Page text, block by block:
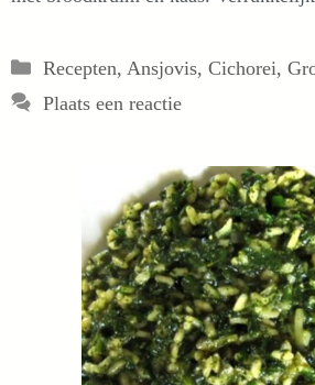
Categorieën
Recepten, Ansjovis, Cichorei,
Plaats een reactie